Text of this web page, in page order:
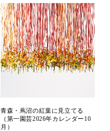
青森・蔦沼の紅葉に見立てる
（第一園芸2026年カレンダー10
月）